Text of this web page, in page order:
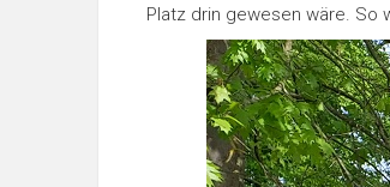
Platz drin gewesen wäre. So